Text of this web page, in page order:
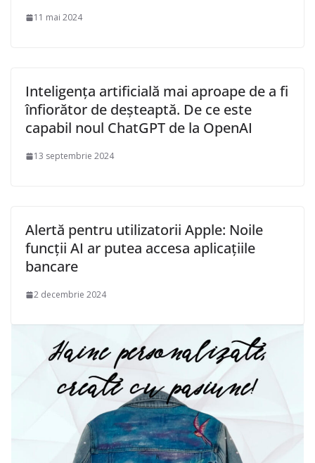
11 mai 2024
Inteligența artificială mai aproape de a fi
înfiorător de deșteaptă. De ce este
capabil noul ChatGPT de la OpenAI
13 septembrie 2024
Alertă pentru utilizatorii Apple: Noile
funcții AI ar putea accesa aplicațiile
bancare
2 decembrie 2024